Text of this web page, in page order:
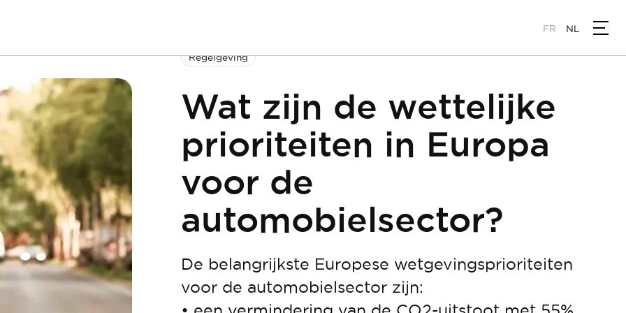
FR NL
Regelgeving
Wat zijn de wettelijke
prioriteiten in Europa
voor de
automobielsector?
De belangrijkste Europese wetgevingsprioriteiten
voor de automobielsector zijn: